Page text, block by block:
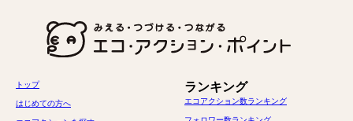
トップ
はじめての方へ
ランキング
エコアクション数ランキング